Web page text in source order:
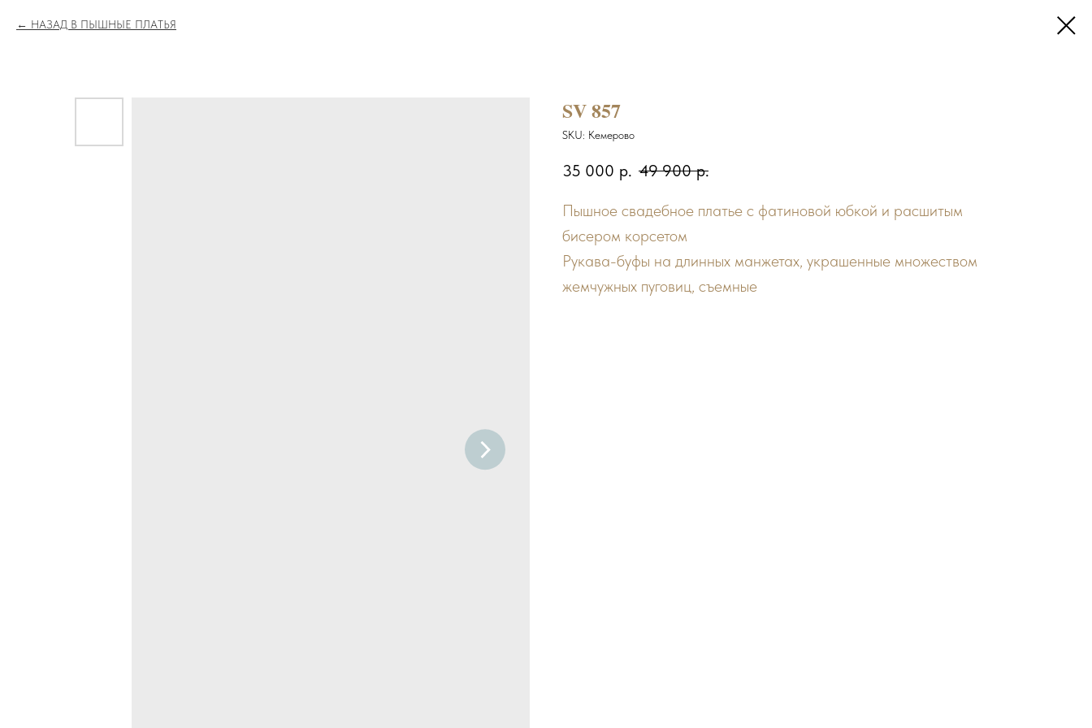
НАЗАД В ПЫШНЫЕ ПЛАТЬЯ
SV 857
SKU: Кемерово
35 000 р. 49 900 р.
Пышное свадебное платье с фатиновой юбкой и расшитым
бисером корсетом
Рукава-буфы на длинных манжетах, украшенные множеством
жемчужных пуговиц, съемные